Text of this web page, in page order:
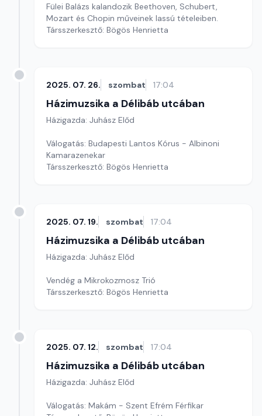
Fülei Balázs kalandozik Beethoven, Schubert,
Mozart és Chopin műveinek lassú tételeiben.
Társszerkesztő: Bögös Henrietta
2025. 07. 26. szombat 17:04
Házimuzsika a Délibáb utcában
Házigazda: Juhász Előd
Válogatás: Budapesti Lantos Kórus - Albinoni
Kamarazenekar
Társszerkesztő: Bögös Henrietta
2025. 07. 19. szombat 17:04
Házimuzsika a Délibáb utcában
Házigazda: Juhász Előd
Vendég a Mikrokozmosz Trió
Társszerkesztő: Bögös Henrietta
2025. 07. 12. szombat 17:04
Házimuzsika a Délibáb utcában
Házigazda: Juhász Előd
Válogatás: Makám - Szent Efrém Férfikar